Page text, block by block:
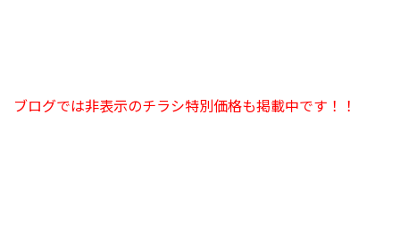
ブログでは非表示のチラシ特別価格も掲載中です！！